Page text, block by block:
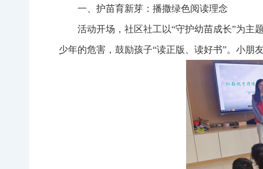
一、护苗育新芽：播撒绿色阅读理念
活动开场，社区社工以“守护幼苗成长”为主
少年的危害，鼓励孩子“读正版、读好书”。小朋